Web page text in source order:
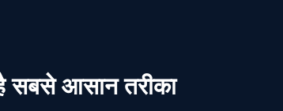
सबसे आसान तरीका